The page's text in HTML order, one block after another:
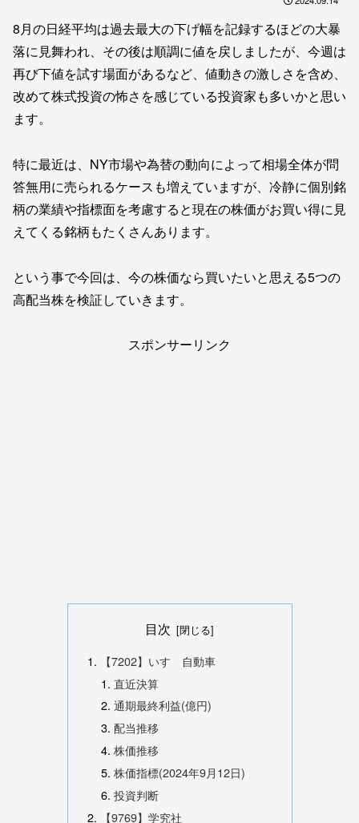
8月の日経平均は過去最大の下げ幅を記録するほどの大暴
落に見舞われ、その後は順調に値を戻しましたが、今週は
再び下値を試す場面があるなど、値動きの激しさを含め、
改めて株式投資の怖さを感じている投資家も多いかと思い
ます。
特に最近は、NY市場や為替の動向によって相場全体が問
答無用に売られるケースも増えていますが、冷静に個別銘
柄の業績や指標面を考慮すると現在の株価がお買い得に見
えてくる銘柄もたくさんあります。
という事で今回は、今の株価なら買いたいと思える5つの
高配当株を検証していきます。
スポンサーリンク
目次
【7202】いすゞ自動車
直近決算
通期最終利益(億円)
配当推移
株価推移
株価指標(2024年9月12日)
投資判断
【9769】学究社